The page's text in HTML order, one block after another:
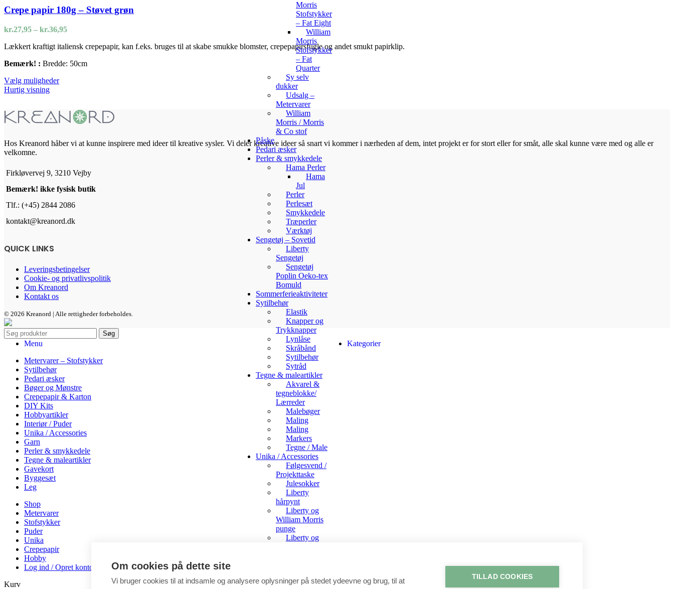
Morris
Stofstykker
– Fat Eight
William
Morris
Stofstykker
– Fat
Quarter
Sy selv
dukker
Udsalg –
Metervarer
William
Morris / Morris
& Co stof
Påske
Pedari æsker
Perler & smykkedele
Hama Perler
Hama
Jul
Perler
Perlesæt
Smykkedele
Træperler
Værktøj
Sengetøj – Sovetid
Liberty
Sengetøj
Sengetøj
Poplin Oeko-tex
Bomuld
Sommerferieaktiviteter
Sytilbehør
Elastik
Knapper og
Trykknapper
Lynlåse
Skråbånd
Sytilbehør
Sytråd
Tegne & maleartikler
Akvarel &
tegneblokke/
Lærreder
Malebøger
Maling
Maling
Markers
Tegne / Male
Unika / Accessories
Følgesvend /
Projekttaske
Julesokker
Liberty
hårpynt
Liberty og
William Morris
punge
Liberty og
Luksus
varianter.
Mulighederne
kan
vælges
på
Crepe papir 180g – Støvet grøn
kr.27,95 – kr.36,95Prisinterval:
til
Lækkert kraftigt italiensk crepepapir, kan f.eks. bruges til at skabe smukke blomster, crepepapirsfugle og andet smukt papirklip.
Bemærk! : Bredde: 50cm
Vælg mulighederDette
varianter.
Mulighederne
vælges
Hurtig visning
Hos Kreanord håber vi at kunne inspirere med ideer til kreative sysler. Vi deler kreative ideer så snart vi kommer i nærheden af dem, intet projekt er for stort eller for småt, alle skal kunne være med og alle er
velkomne.
Firkløvervej 9, 3210 Vejby
Bemærk! ikke fysisk butik
Tlf.: (+45) 2844 2086
kontakt@kreanord.dk
QUICK LINKS
Leveringsbetingelser
Cookie- og privatlivspolitik
Om Kreanord
Kontakt os
© 2026 Kreanord | Alle rettigheder forbeholdes.
Søg
Menu
Kategorier
Metervarer – Stofstykker
Sytilbehør
Pedari æsker
Bøger og Mønstre
Crepepapir & Karton
DIY Kits
Hobbyartikler
Interiør / Puder
Unika / Accessories
Garn
Perler & smykkedele
Tegne & maleartikler
Gavekort
Byggesæt
Leg
Shop
Metervarer
Stofstykker
Puder
Unika
Crepepapir
Hobby
Log ind / Opret konto
Kurv
Om cookies på dette site
Vi bruger cookies til at indsamle og analysere oplysninger på stedet ydeevne og brug, til at
TILLAD COOKIES